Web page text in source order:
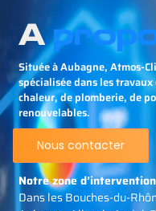
A
Située à Aubagne, Atmos-
spécialisée dans les travaux
chaleur, de plomberie, de
renouvelables.
Nous contacter
Notre zone
Dans les Bouches-du-